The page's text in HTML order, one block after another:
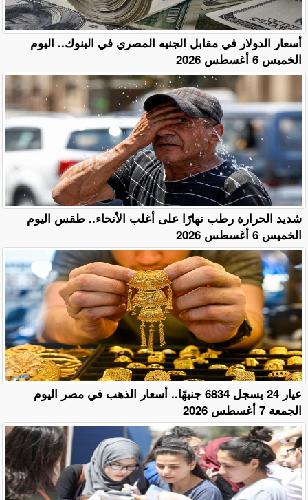
أسعار الدولار في مقابل الجنيه المصري في البنوك.. اليوم
الخميس 6 أغسطس 2026
​شديد الحرارة رطب نهارًا على أغلب الأنحاء.. طقس اليوم
الخميس 6 أغسطس 2026
عيار 24 يسجل 6834 جنيهًا.. أسعار الذهب في مصر اليوم
الجمعة 7 أغسطس 2026